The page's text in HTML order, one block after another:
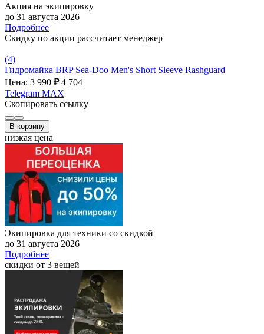
Акция на экипировку
до 31 августа 2026
Подробнее
Скидку по акции рассчитает менеджер
(4)
Гидромайка BRP Sea-Doo Men's Short Sleeve Rashguard
Цена: 3 990 ₽ 4 704
Telegram MAX
Скопировать ссылку
В корзину
низкая цена
Экипировка для техники со скидкой
до 31 августа 2026
Подробнее
скидки от 3 вещей